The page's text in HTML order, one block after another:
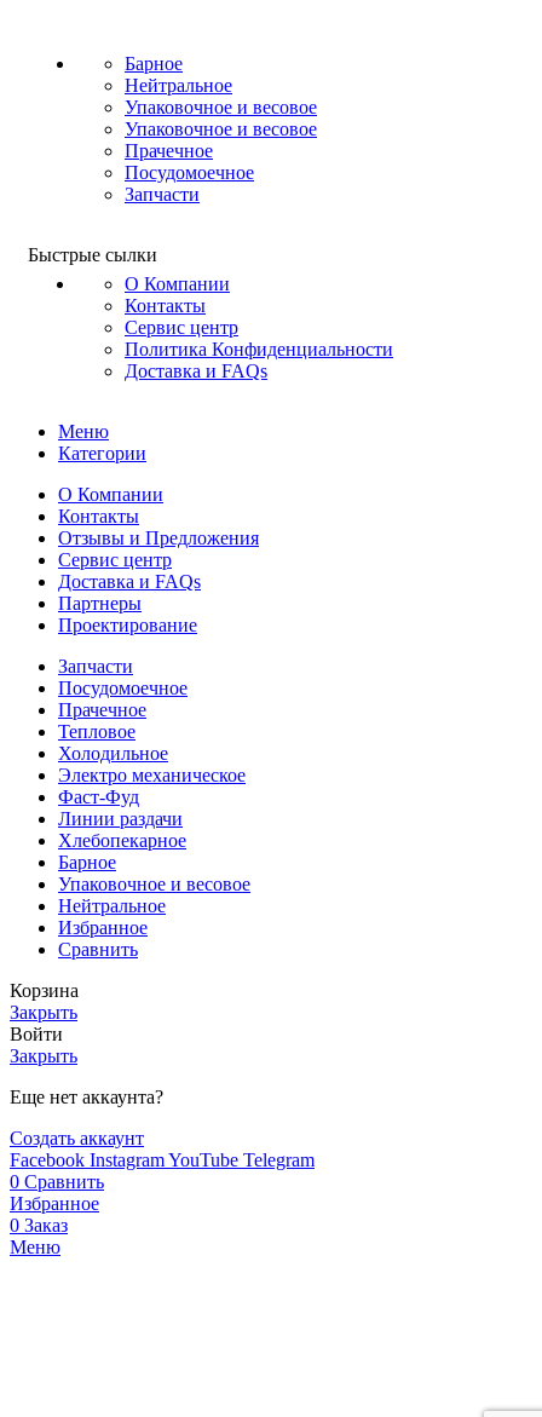
Барное
Нейтральное
Упаковочное и весовое
Упаковочное и весовое
Прачечное
Посудомоечное
Запчасти
Быстрые сылки
О Компании
Контакты
Сервис центр
Политика Конфиденциальности
Доставка и FAQs
Меню
Категории
О Компании
Контакты
Отзывы и Предложения
Сервис центр
Доставка и FAQs
Партнеры
Проектирование
Запчасти
Посудомоечное
Прачечное
Тепловое
Холодильное
Электро механическое
Фаст-Фуд
Линии раздачи
Хлебопекарное
Барное
Упаковочное и весовое
Нейтральное
Избранное
Сравнить
Корзина
Закрыть
Войти
Закрыть
Еще нет аккаунта?
Создать аккаунт
Facebook InstagramYouTube Telegram
0 Сравнить
Избранное
0 Заказ
Меню